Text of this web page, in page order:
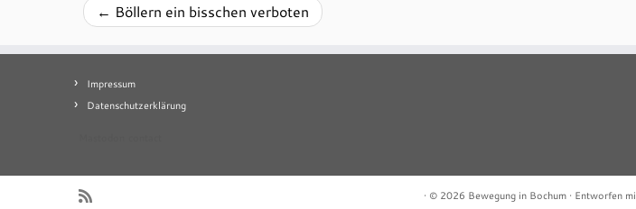
← Böllern ein bisschen verboten
Impressum
Datenschutzerklärung
· © 2026 Bewegung in Bochum· Entworfen